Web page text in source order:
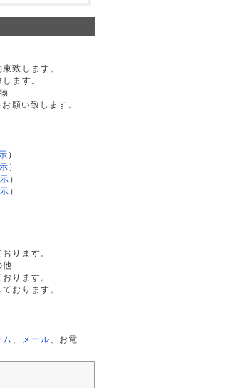
致します。
ます。
願い致します。
）
）
）
）
ります。
他
ります。
おります。
ム メール 、お電